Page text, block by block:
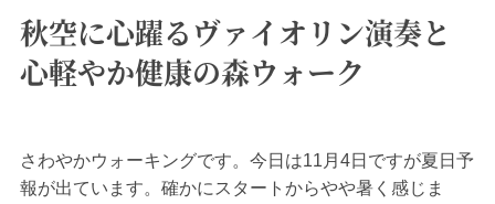
秋空に心躍るヴァイオリン演奏と
心軽やか健康の森ウォーク
さわやかウォーキングです。今日は11月4日ですが夏日予
報が出ています。確かにスタートからやや暑く感じま